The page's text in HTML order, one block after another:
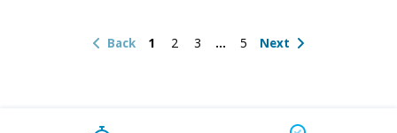
Back 1 2 3 5 Next